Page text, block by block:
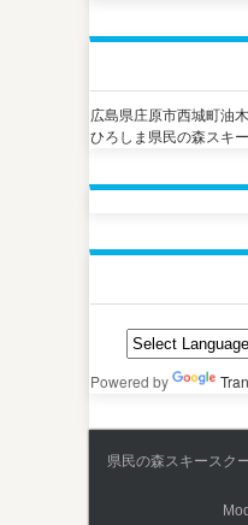
広島県庄原市西城町油
ひろしま県民の森スキ
Powered by
県民の森スキースク